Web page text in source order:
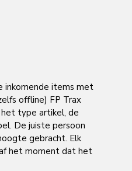
inkomende items met
offline) FP Trax
type artikel, de
De juiste persoon
gebracht. Elk
het moment dat het